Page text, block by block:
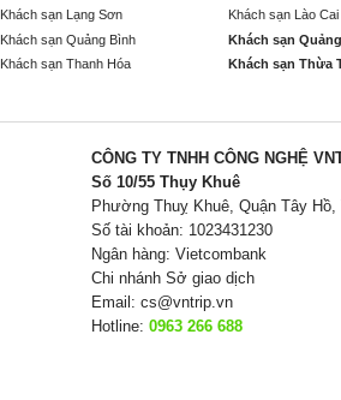
Khách sạn Lạng Sơn Khách sạn Lào Cai
Khách sạn Quảng Bình Khách sạn
Khách sạn Thanh Hóa Khách sạn Thừa
CÔNG TY TNHH CÔNG NGHỆ
Số 10/55 Thụy Khuê
Phường Thuỵ Khuê, Quận Tây Hồ,
Số tài khoản: 1023431230
Ngân hàng: Vietcombank
Chi nhánh Sở giao dịch
Email: cs@vntrip.vn
Hotline: 0963 266 688